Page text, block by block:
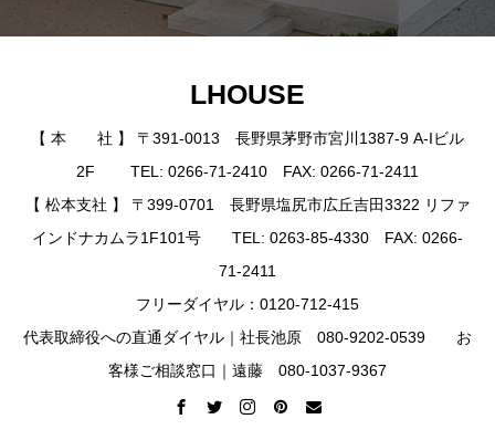
LHOUSE
【 本 社 】 〒391-0013 長野県茅野市宮川1387-9 A-Iビル
2F TEL: 0266-71-2410 FAX: 0266-71-2411
【 松本支社 】 〒399-0701 長野県塩尻市広丘吉田3322 リファ
インドナカムラ1F101号 TEL: 0263-85-4330 FAX: 0266-
71-2411
フリーダイヤル：0120-712-415
代表取締役への直通ダイヤル｜社長池原 080-9202-0539 お
客様ご相談窓口｜遠藤 080-1037-9367